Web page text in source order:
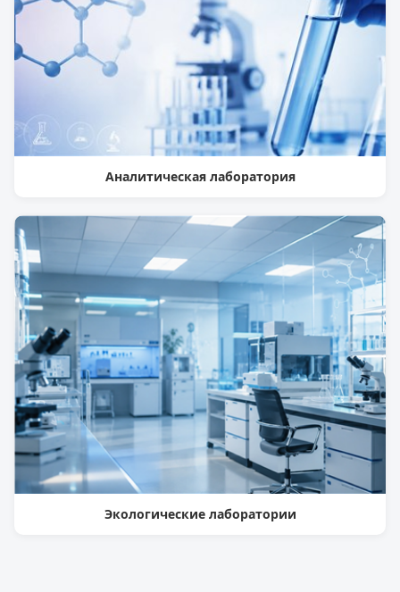
Аналитическая лаборатория
Экологические лаборатории